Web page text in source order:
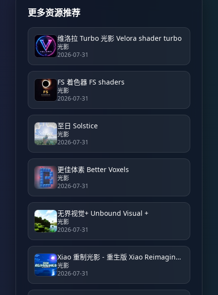
更多资源推荐
维洛拉 Turbo 光影 Velora shader turbo
光影
2026-07-31
FS 着色器 FS shaders
光影
2026-07-31
至日 Solstice
光影
2026-07-31
更佳体素 Better Voxels
光影
2026-07-31
无界视觉+ Unbound Visual +
光影
2026-07-31
Xiao 重制光影 - 重生版 Xiao Reimagined Shader - Reborn
光影
2026-07-31